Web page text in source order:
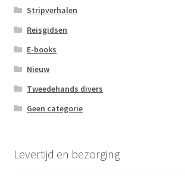
Stripverhalen
Reisgidsen
E-books
Nieuw
Tweedehands divers
Geen categorie
Levertijd en bezorging